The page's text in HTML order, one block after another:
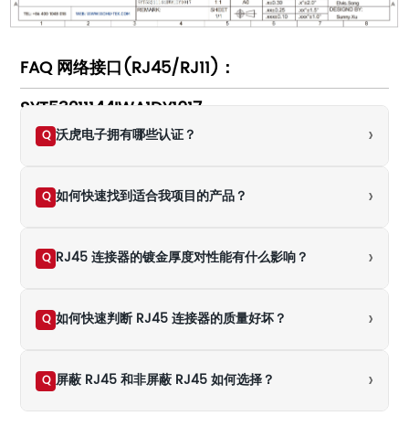
FAQ 网络接口(RJ45/RJ11)：
SYT53211144IWA1DY1017
Q 沃虎电子拥有哪些认证？ ›
Q 如何快速找到适合我项目的产品？ ›
Q RJ45 连接器的镀金厚度对性能有什么影响？ ›
Q 如何快速判断 RJ45 连接器的质量好坏？ ›
Q 屏蔽 RJ45 和非屏蔽 RJ45 如何选择？ ›